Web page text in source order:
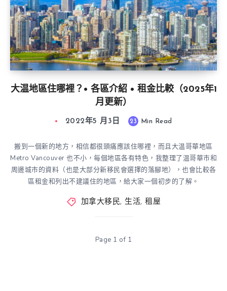
大温地區住哪裡？• 各區介紹 • 租金比較（2025年1
月更新）
2022年5 月3日 23 Min Read
搬到一個新的地方，相信都很頭痛應該住哪裡，而且大温哥華地區
Metro Vancouver 也不小，每個地區各有特色，我整理了温哥華市和
周邊城市的資料（也是大部分新移民會選擇的落腳地），也會比較各
區租金和列出不建議住的地區，給大家一個初步的了解。
加拿大移民, 生活, 租屋
Page 1 of 1